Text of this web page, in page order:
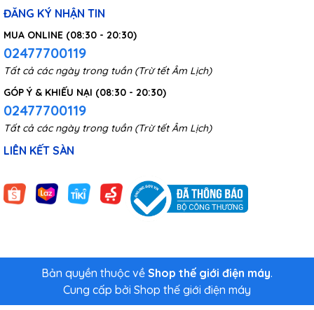
Vợt bắt muỗi Qualitell L1
ZSS220907 sử dụng đèn bẫy
UV tăng hiệu quả dụ bắt
muỗi
L1 ZSS220907 trang bị đèn UV phát ra ánh sáng tím đặc trưng
với bước sóng lý tưởng từ 360-400nm. Khi đèn UV được kích
hoạt, nó sẽ tạo ra "mồi nhử" là ánh sáng mạnh để bẫy muỗi
năng gây hại đến bạn và gia đình.
ĐĂNG KÝ NHẬN TIN
MUA ONLINE (08:30 - 20:30)
02477700119
Tất cả các ngày trong tuần (Trừ tết Âm Lịch)
GÓP Ý & KHIẾU NẠI (08:30 - 20:30)
02477700119
Tất cả các ngày trong tuần (Trừ tết Âm Lịch)
LIÊN KẾT SÀN
Bản quyền thuộc về Shop thế giới điện máy.
Cung cấp bởi Shop thế giới điện máy